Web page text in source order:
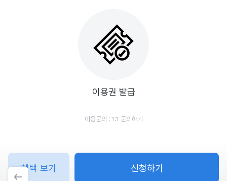
이용권 발급
이용문의 : 1:1 문의하기
혜택 보기 신청하기